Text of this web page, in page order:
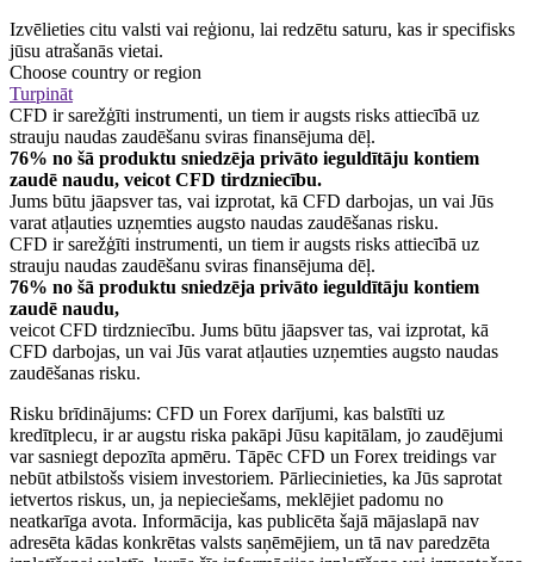
Izvēlieties citu valsti vai reģionu, lai redzētu saturu, kas ir specifisks
jūsu atrašanās vietai.
Choose country or region
Turpināt
CFD ir sarežģīti instrumenti, un tiem ir augsts risks attiecībā uz
strauju naudas zaudēšanu sviras finansējuma dēļ.
76% no šā produktu sniedzēja privāto ieguldītāju kontiem
zaudē naudu, veicot CFD tirdzniecību.
Jums būtu jāapsver tas, vai izprotat, kā CFD darbojas, un vai Jūs
varat atļauties uzņemties augsto naudas zaudēšanas risku.
CFD ir sarežģīti instrumenti, un tiem ir augsts risks attiecībā uz
strauju naudas zaudēšanu sviras finansējuma dēļ.
76% no šā produktu sniedzēja privāto ieguldītāju kontiem
zaudē naudu,
veicot CFD tirdzniecību. Jums būtu jāapsver tas, vai izprotat, kā
CFD darbojas, un vai Jūs varat atļauties uzņemties augsto naudas
zaudēšanas risku.
Risku brīdinājums: CFD un Forex darījumi, kas balstīti uz
kredītplecu, ir ar augstu riska pakāpi Jūsu kapitālam, jo zaudējumi
var sasniegt depozīta apmēru. Tāpēc CFD un Forex treidings var
nebūt atbilstošs visiem investoriem. Pārliecinieties, ka Jūs saprotat
ietvertos riskus, un, ja nepieciešams, meklējiet padomu no
neatkarīga avota. Informācija, kas publicēta šajā mājaslapā nav
adresēta kādas konkrētas valsts saņēmējiem, un tā nav paredzēta